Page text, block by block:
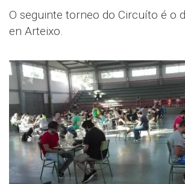
O seguinte torneo do Circuíto é o
en Arteixo.